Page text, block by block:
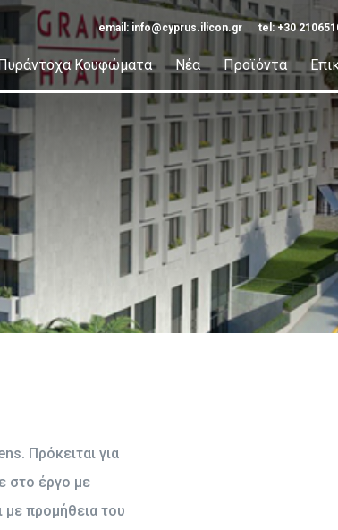
email: info@cyprus.ilicon.gr tel: +30
Κουφώματα Νέα Προϊόντα
Πρόκειται για
στο έργο με
προμήθεια του